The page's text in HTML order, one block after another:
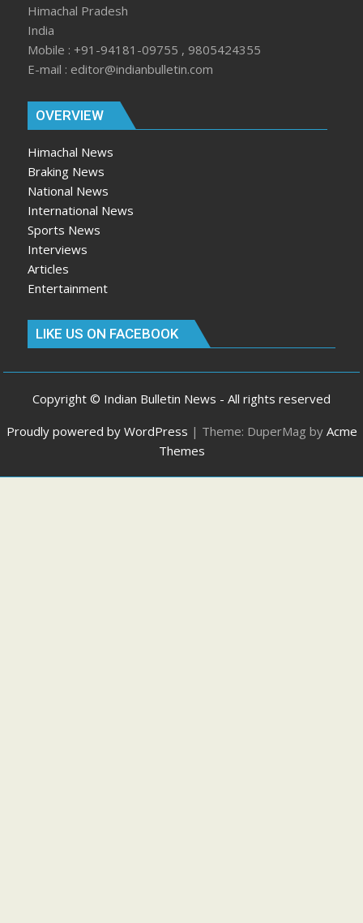
Himachal Pradesh
India
Mobile : +91-94181-09755 , 9805424355
E-mail : editor@indianbulletin.com
OVERVIEW
Himachal News
Braking News
National News
International News
Sports News
Interviews
Articles
Entertainment
LIKE US ON FACEBOOK
Copyright © Indian Bulletin News - All rights reserved
Proudly powered by WordPress | Theme: DuperMag by Acme
Themes